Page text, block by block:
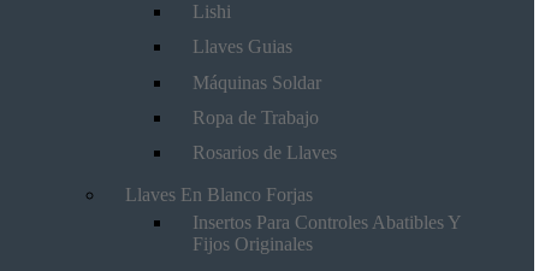
Lishi
Llaves Guias
Máquinas Soldar
Ropa de Trabajo
Rosarios de Llaves
Llaves En Blanco Forjas
Insertos Para Controles Abatibles Y
Fijos Originales